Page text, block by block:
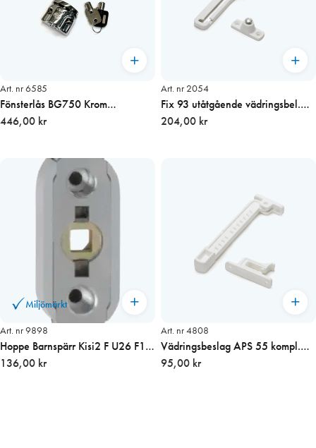
Art. nr 6585
Fönsterlås BG750 Krom
utåtgående Sverigelåset
446,00 kr
Art. nr 2054
Fix 93 utåtgående vädringsbel.
pris/st
204,00 kr
Miljömärkt
Art. nr 9898
Hoppe Barnspärr Kisi2 F U26 F1
7mm sprint Alu
136,00 kr
Art. nr 4808
Vädringsbeslag APS 55 kompl.
utåtgående vit
95,00 kr